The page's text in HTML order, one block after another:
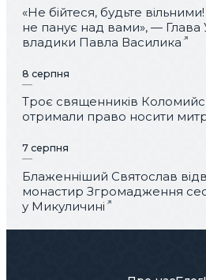
«Не бійтеся, будьте
не панує над вами», —
владики Павла Василика
8 серпня
Троє священників
отримали право носити
7 серпня
Блаженніший Святослав
монастир Згромадження
у Микуличині